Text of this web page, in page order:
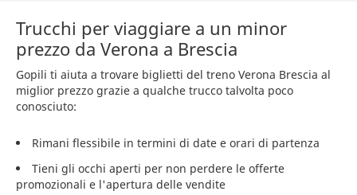
Trucchi per viaggiare a un minor
prezzo da Verona a Brescia
Gopili ti aiuta a trovare biglietti del treno Verona Brescia al
miglior prezzo grazie a qualche trucco talvolta poco
conosciuto:
Rimani flessibile in termini di date e orari di partenza
Tieni gli occhi aperti per non perdere le offerte
promozionali e l'apertura delle vendite